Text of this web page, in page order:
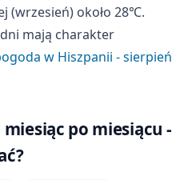
(wrzesień) około 28℃.
mają charakter
w Hiszpanii - sierpień
po miesiącu -